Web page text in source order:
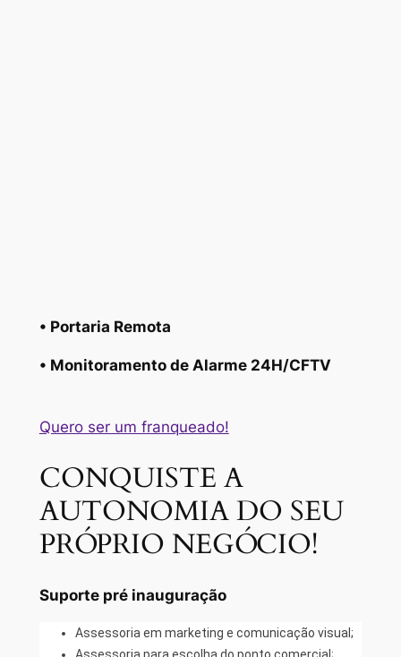
• Portaria Remota
• Monitoramento de Alarme 24H/CFTV
Quero ser um franqueado!
CONQUISTE A
AUTONOMIA DO SEU
PRÓPRIO NEGÓCIO!
Suporte pré inauguração
Assessoria em marketing e comunicação visual;